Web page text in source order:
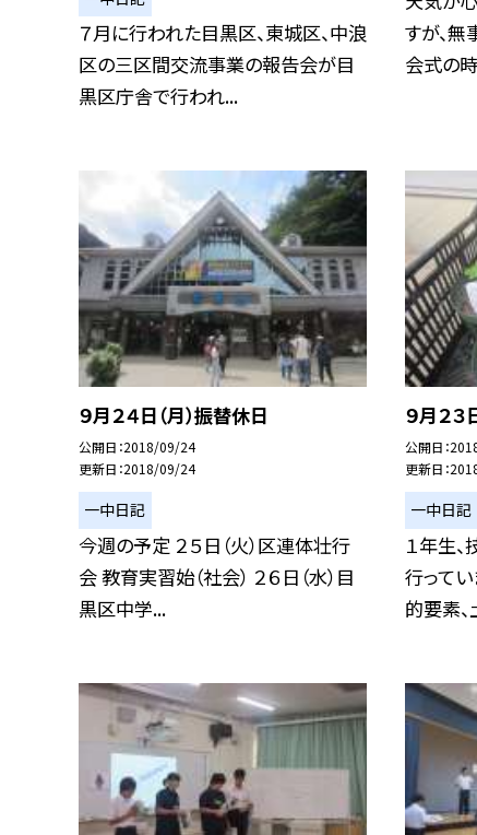
７月に行われた目黒区、東城区、中浪
区の三区間交流事業の報告会が目
黒区庁舎で行われ...
すが、
会式の
９月２４日（月）振替休日
公開日 2018/09/24
更新日 2018/09/24
一中日記
今週の予定 ２５日（火）区連体壮行
会 教育実習始（社会） ２６日（水）目
黒区中学...
９月２
公開日
更新日
一中日記
１年生
行って
的要素